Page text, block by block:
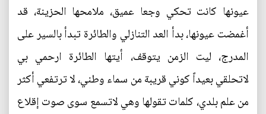
عيونها كانت تحكي وجعا عميق، ملامحها الحزينة، قد
أغمضت عيونها، بدأ العد التنازلي والطائرة تبدأ بالسير على
المدرج، ليت الزمن يتوقف، أيتها الطائرة ارحمي بي
لاتحلقي بعيداً كوني قريبة من سماء وطني، لا ترتفعي أكثر
من علم بلدي، كلمات تقولها وهي لاتسمع سوى صوت إقلاع